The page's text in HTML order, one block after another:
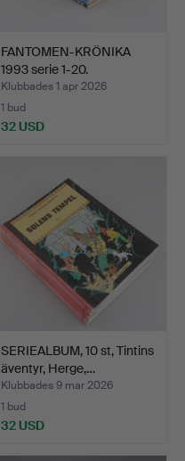
FANTOMEN-KRÖNIKA
1993 serie 1-20.
Klubbades 1 apr 2026
1 bud
32 USD
SERIEALBUM, 10 st, Tintins
äventyr, Herge,…
Klubbades 9 mar 2026
1 bud
32 USD